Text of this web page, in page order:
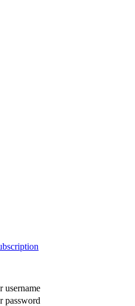
username
password